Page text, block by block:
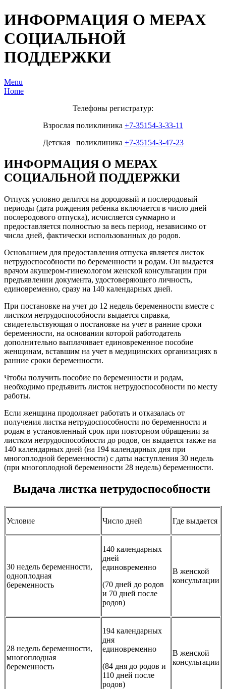
ИНФОРМАЦИЯ О МЕРАХ
СОЦИАЛЬНОЙ
ПОДДЕРЖКИ
Menu
Home
Телефоны регистратур:
Взрослая поликлиника +7-35154-3-33-11
Детская поликлиника +7-35154-3-47-23
ИНФОРМАЦИЯ О МЕРАХ
СОЦИАЛЬНОЙ ПОДДЕРЖКИ
Отпуск условно делится на дородовый и послеродовый
периоды (дата рождения ребенка включается в число дней
послеродового отпуска), исчисляется суммарно и
предоставляется полностью за весь период, независимо от
числа дней, фактически использованных до родов.
Основанием для предоставления отпуска является листок
нетрудоспособности по беременности и родам. Он выдается
врачом акушером-гинекологом женской консультации при
предъявлении документа, удостоверяющего личность,
единовременно, сразу на 140 календарных дней.
При постановке на учет до 12 недель беременности вместе с
листком нетрудоспособности выдается справка,
свидетельствующая о постановке на учет в ранние сроки
беременности, на основании которой работодатель
дополнительно выплачивает единовременное пособие
женщинам, вставшим на учет в медицинских организациях в
ранние сроки беременности.
Чтобы получить пособие по беременности и родам,
необходимо предъявить листок нетрудоспособности по месту
работы.
Если женщина продолжает работать и отказалась от
получения листка нетрудоспособности по беременности и
родам в установленный срок при повторном обращении за
листком нетрудоспособности до родов, он выдается также на
140 календарных дней (на 194 календарных дня при
многоплодной беременности) с даты наступления 30 недель
(при многоплодной беременности 28 недель) беременности.
Выдача листка нетрудоспособности
Условие Число дней Где выдается
30 недель беременности,
одноплодная
беременность
140 календарных
дней
единовременно
(70 дней до родов
и 70 дней после
родов)
В женской
консультации
28 недель беременности,
многоплодная
беременность
194 календарных
дня
единовременно
(84 дня до родов и
110 дней после
родов)
В женской
консультации